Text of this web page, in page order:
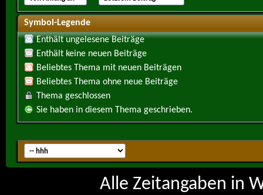
Symbol-Legende
Enthält ungelesene Beiträge
Enthält keine neuen Beiträge
Beliebtes Thema mit neuen Beiträgen
Beliebtes Thema ohne neue Beiträge
Thema geschlossen
Sie haben in diesem Thema geschrieben.
Alle Zeitangaben in